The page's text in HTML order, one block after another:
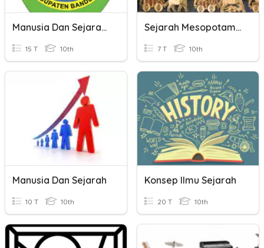
Manusia Dan Sejarah——Sejarah Sebagai Ilmu
15 T 10th
Sejarah Mesopotamia
7 T 10th
Manusia Dan Sejarah
10 T 10th
Konsep Ilmu Sejarah
20 T 10th